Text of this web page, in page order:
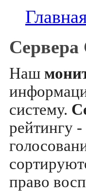
Сервера
Наш
систему.
рейтингу
право